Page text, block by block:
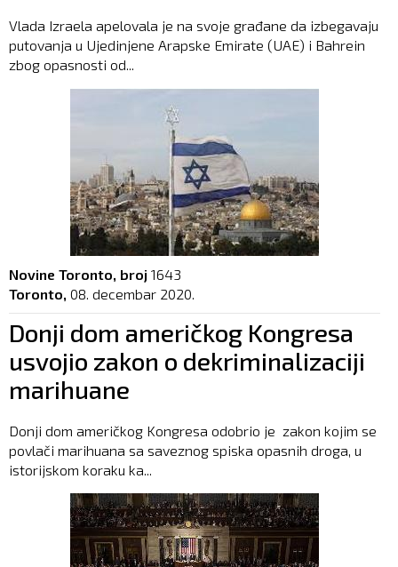
Vlada Izraela apelovala je na svoje građane da izbegavaju
putovanja u Ujedinjene Arapske Emirate (UAE) i Bahrein
zbog opasnosti od...
Novine Toronto, broj 1643
Toronto, 08. decembar 2020.
Donji dom američkog Kongresa
usvojio zakon o dekriminalizaciji
marihuane
Donji dom američkog Kongresa odobrio je zakon kojim se
povlači marihuana sa saveznog spiska opasnih droga, u
istorijskom koraku ka...